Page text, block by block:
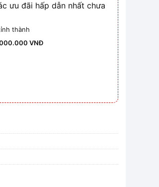
ưu đãi hấp dẫn nhất chưa
thành
VNĐ